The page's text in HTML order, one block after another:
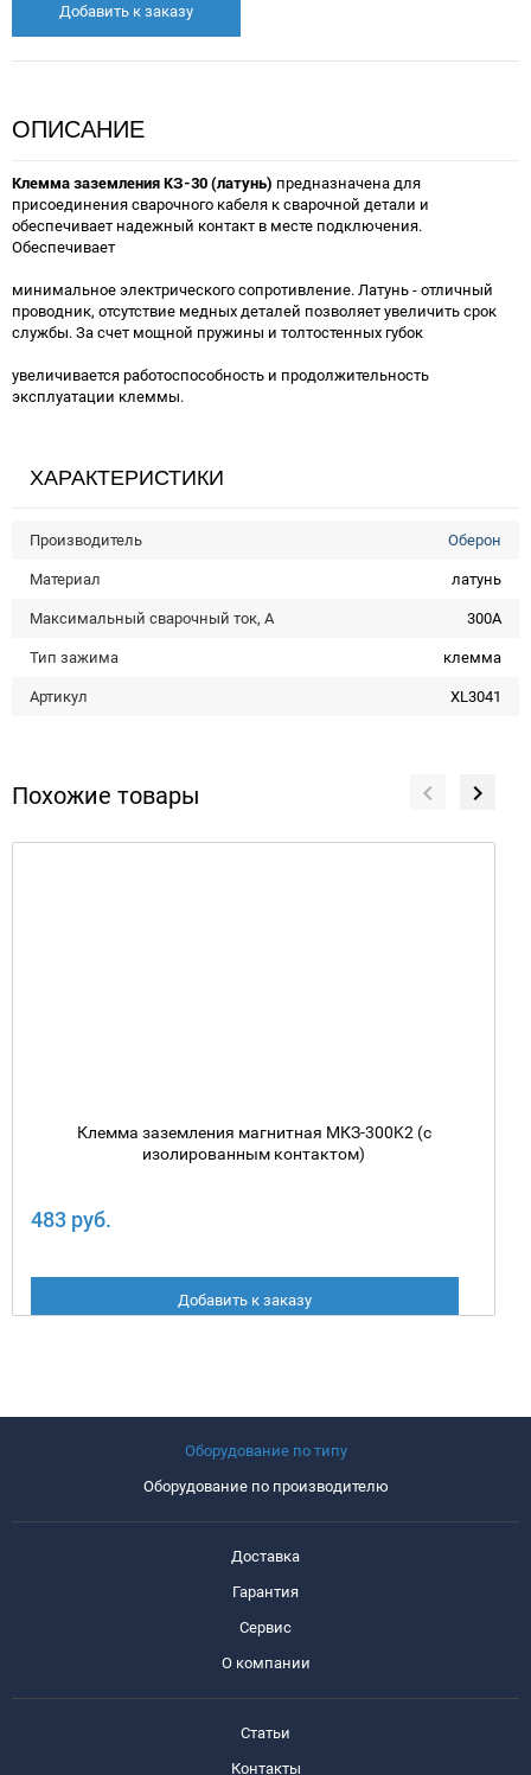
Добавить к заказу
ОПИСАНИЕ
Клемма заземления КЗ-30 (латунь) предназначена для
присоединения сварочного кабеля к сварочной детали и
обеспечивает надежный контакт в месте подключения.
Обеспечивает
минимальное электрического сопротивление. Латунь - отличный
проводник, отсутствие медных деталей позволяет увеличить срок
службы. За счет мощной пружины и толтостенных губок
увеличивается работоспособность и продолжительность
эксплуатации клеммы.
ХАРАКТЕРИСТИКИ
Производитель Оберон
Материал латунь
Максимальный сварочный ток, А 300А
Тип зажима клемма
Артикул XL3041
Похожие товары
Клемма заземления магнитная МКЗ-300K2 (с
изолированным контактом)
483 руб.
Добавить к заказу
Оборудование по типу
Оборудование по производителю
Доставка
Гарантия
Сервис
О компании
Статьи
Контакты